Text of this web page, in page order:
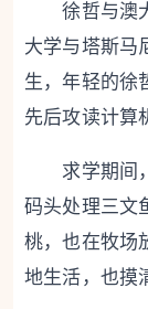
徐哲与澳大
大学与塔斯马
生，年轻的徐
先后攻读计算
求学期间，
码头处理三文
桃，也在牧场
地生活，也摸